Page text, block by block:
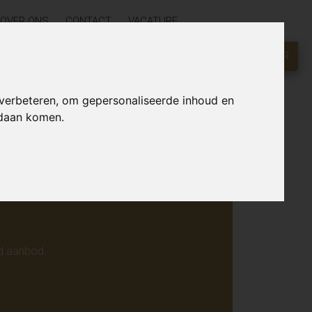
om gepersonaliseerde inhoud en
komen.
OVER ONS CONTACT VACATURE
KLIK HIER
online.
aanbod.